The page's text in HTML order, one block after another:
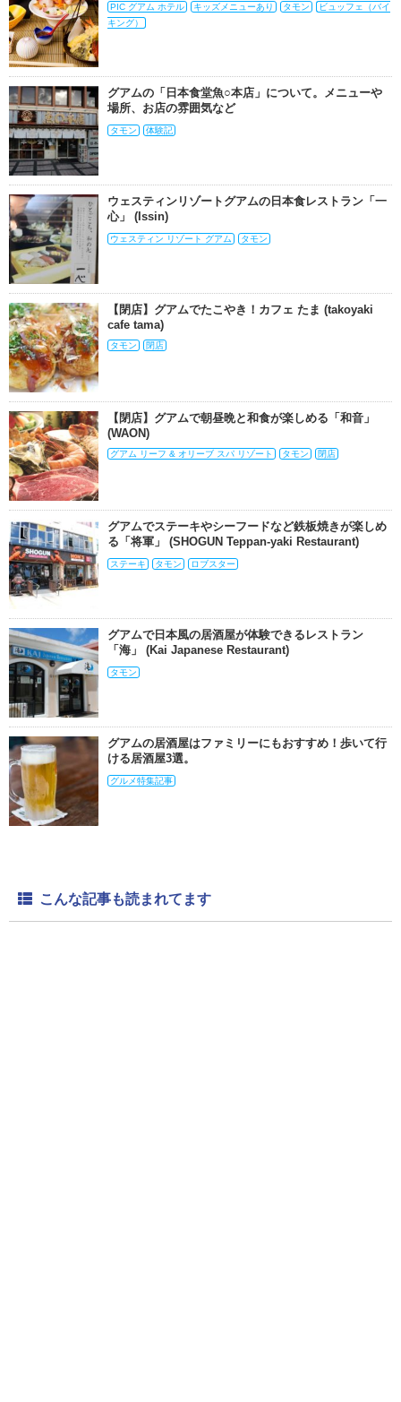
PIC グアム ホテル キッズメニューあり タモン
ビュッフェ（バイ
キング）
グアムの「日本食堂魚○本店」について。メニューや
場所、お店の雰囲気など
タモン 体験記
ウェスティンリゾートグアムの日本食レストラン「一
心」 (Issin)
ウェスティン リゾート グアム タモン
【閉店】グアムでたこやき！カフェ たま (takoyaki
cafe tama)
タモン 閉店
【閉店】グアムで朝昼晩と和食が楽しめる「和音」
(WAON)
グアム リーフ & オリーブ スパ リゾート タモン 閉店
グアムでステーキやシーフードなど鉄板焼きが楽しめ
る「将軍」 (SHOGUN Teppan-yaki Restaurant)
ステーキ タモン ロブスター
グアムで日本風の居酒屋が体験できるレストラン
「海」 (Kai Japanese Restaurant)
タモン
グアムの居酒屋はファミリーにもおすすめ！歩いて行
ける居酒屋3選。
グルメ特集記事
こんな記事も読まれてます